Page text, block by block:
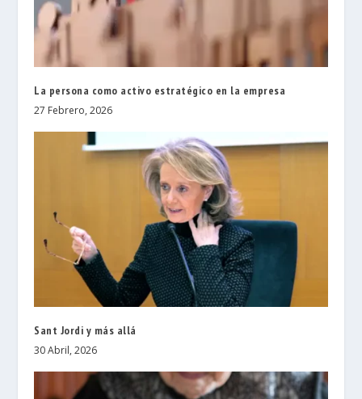
La persona como activo estratégico en la empresa
27 Febrero, 2026
Sant Jordi y más allá
30 Abril, 2026